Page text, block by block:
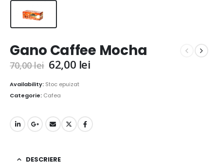
Gano Caffee Mocha
70,00lei Prețul
inițial
a
fost:
62,00 leiPrețul
Availability: Stoc epuizat
Categorie: Cafea
DESCRIERE